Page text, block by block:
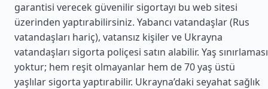
garantisi verecek güvenilir sigortayı bu web sitesi
üzerinden yaptırabilirsiniz. Yabancı vatandaşlar (Rus
vatandaşları hariç), vatansız kişiler ve Ukrayna
vatandaşları sigorta poliçesi satın alabilir. Yaş sınırlaması
yoktur; hem reşit olmayanlar hem de 70 yaş üstü
yaşlılar sigorta yaptırabilir. Ukrayna’daki seyahat sağlık